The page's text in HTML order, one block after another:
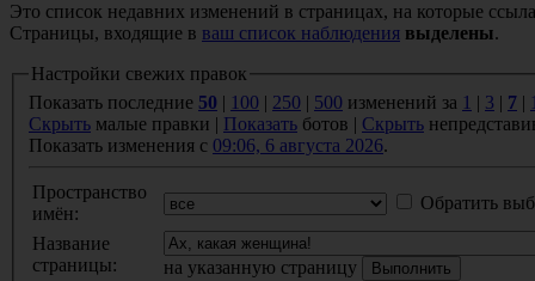
Это список недавних изменений в страницах, на которые
Страницы, входящие в ваш список наблюдения выделены.
Настройки свежих правок
Показать последние 50 | 100 | 250 | 500 изменений за 1 | 3 | 7 |
Скрыть малые правки | Показать ботов | Скрыть
Показать изменения с 09:06, 6 августа 2026.
Пространство
имён:
Обратить
Название
страницы:
на указанную страницу